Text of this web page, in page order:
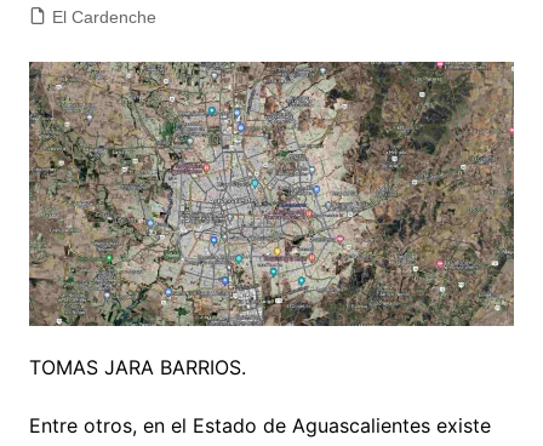
El Cardenche
TOMAS JARA BARRIOS.
Entre otros, en el Estado de Aguascalientes existe